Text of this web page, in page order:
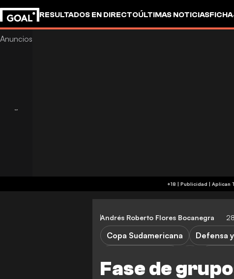
RESULTADOS EN DIRECTOÚLTIMAS NOTICIAS
+18 |
Andrés Roberto Flores Bocanegra
Fase de
Copa Sudamericana Defensa
Sao Paulo
America MG